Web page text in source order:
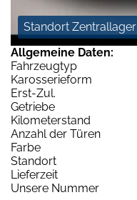
Standort Zentrallager
Allgemeine Daten:
Fahrzeugtyp
Karosserieform
Erst-Zul.
Getriebe
Kilometerstand
Anzahl der Türen
Farbe
Standort
Lieferzeit
Unsere Nummer